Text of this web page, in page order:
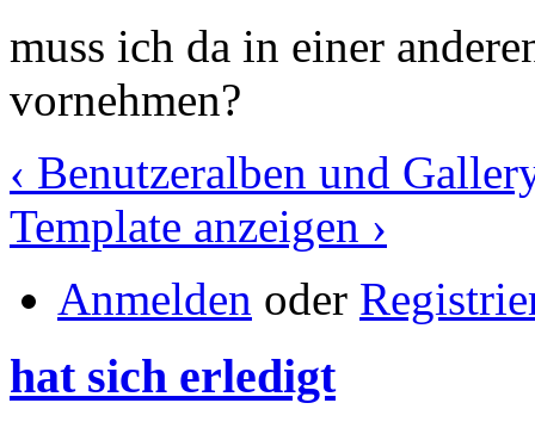
muss ich da in einer
vornehmen?
‹ Benutzeralben und
Template anzeigen ›
Anmelden oder
hat sich erledigt